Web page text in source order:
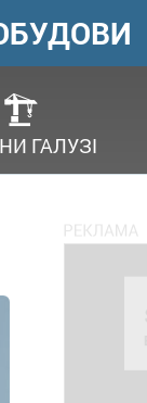
ГАЛУЗІ